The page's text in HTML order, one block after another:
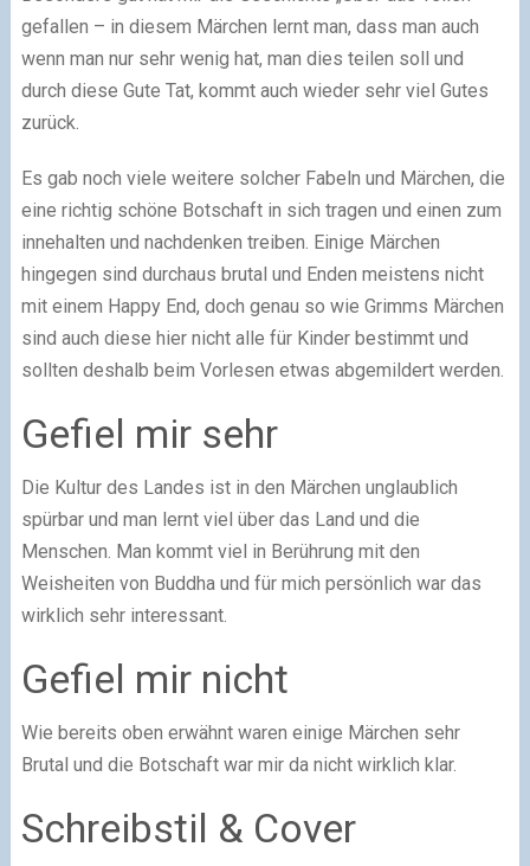
gefallen – in diesem Märchen lernt man, dass man auch
wenn man nur sehr wenig hat, man dies teilen soll und
durch diese Gute Tat, kommt auch wieder sehr viel Gutes
zurück.
Es gab noch viele weitere solcher Fabeln und Märchen, die
eine richtig schöne Botschaft in sich tragen und einen zum
innehalten und nachdenken treiben. Einige Märchen
hingegen sind durchaus brutal und Enden meistens nicht
mit einem Happy End, doch genau so wie Grimms Märchen
sind auch diese hier nicht alle für Kinder bestimmt und
sollten deshalb beim Vorlesen etwas abgemildert werden.
Gefiel mir sehr
Die Kultur des Landes ist in den Märchen unglaublich
spürbar und man lernt viel über das Land und die
Menschen. Man kommt viel in Berührung mit den
Weisheiten von Buddha und für mich persönlich war das
wirklich sehr interessant.
Gefiel mir nicht
Wie bereits oben erwähnt waren einige Märchen sehr
Brutal und die Botschaft war mir da nicht wirklich klar.
Schreibstil & Cover